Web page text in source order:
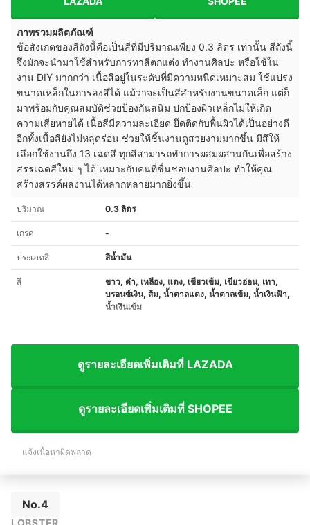
ภาพรวมผลิตภัณฑ์
ข้อสังเกตของสีถังนี้คือเป็นสีที่มีปริมาณเพียง 0.3 ลิตร เท่านั้น สีถังนี้
จึงมักจะนำมาใช้สำหรับการทาสีตกแต่ง ทำงานศิลปะ หรือใช้ใน
งาน DIY มากกว่า เนื้อสีอยู่ในระดับที่มีความหนืดเหมาะสม ใช้แปรง
ขนาดเหล็กในการลงสีได้ แม้ว่าจะเป็นสีสำหรับงานขนาดเล็ก แต่ก็
มาพร้อมกับคุณสมบัติช่วยป้องกันสนิม ปกป้องผิวเหล็กไม่ให้เกิด
ความเสียหายได้ เนื้อสีมีความละเอียด ยึดติดกับพื้นผิวได้เป็นอย่างดี
อีกทั้งเนื้อสียังไม่หลุดร่อน ช่วยให้ชิ้นงานดูสวยงามมากขึ้น มีสีให้
เลือกใช้งานถึง 13 เฉดสี ทุกสีสามารถทำการผสมผสานกันเพื่อสร้าง
สรรเฉดสีใหม่ ๆ ได้ เหมาะกับคนที่ชื่นชอบงานศิลปะ ทำให้คุณ
สร้างสรรค์ผลงานได้หลากหลายมากยิ่งขึ้น
ปริมาณ 0.3 ลิตร
เกรด -
ประเภทสี สีน้ำมัน
สี
ขาว, ดำ, เหลือง, แดง, เขียวเข้ม, เขียวอ่อน, เทา,
บรอนซ์เงิน, ส้ม, น้ำตาลแดง, น้ำตาลเข้ม, น้ำเงินฟ้า,
น้ำเงินเข้ม
ดูรายละเอียดเพิ่มเติมที่ LAZADA
ดูรายละเอียดเพิ่มเติมที่ SHOPEE
แจ้งเนื้อหาผิดพลาด
No.4
LOBSTER